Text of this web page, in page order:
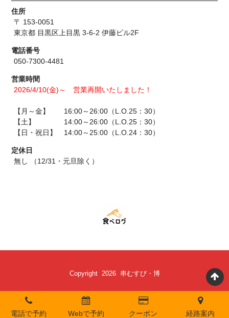
住所
〒 153-0051
東京都 目黒区上目黒 3-6-2 伊藤ビル2F
電話番号
050-7300-4481
営業時間
2026/4/10(金)～ 営業再開いたしました！
【月～金】 16:00～26:00（L.O.25：30）
【土】 14:00～26:00（L.O.25：30）
【日・祝日】 14:00～25:00（L.O.24：30）
定休日
無し （12/31・元旦除く）
Copyright 2026 串むすび・博
電話で予約 Webで予約 クーポン 経路案内